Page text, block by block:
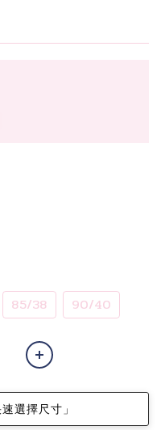
85/38 90/40
選擇尺寸」